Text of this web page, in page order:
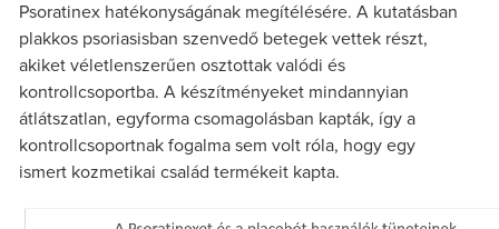
Psoratinex hatékonyságának megítélésére. A kutatásban
plakkos psoriasisban szenvedő betegek vettek részt,
akiket véletlenszerűen osztottak valódi és
kontrollcsoportba. A készítményeket mindannyian
átlátszatlan, egyforma csomagolásban kapták, így a
kontrollcsoportnak fogalma sem volt róla, hogy egy
ismert kozmetikai család termékeit kapta.